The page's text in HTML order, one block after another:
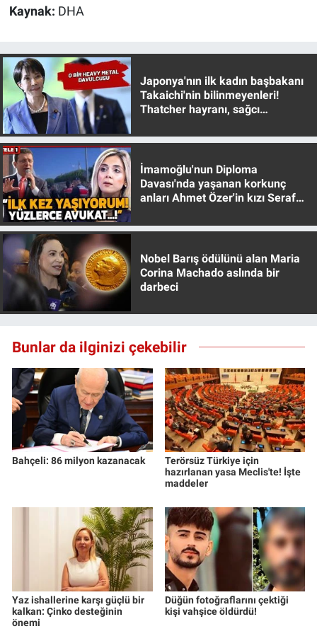
Kaynak: DHA
Japonya'nın ilk kadın başbakanı
Takaichi'nin bilinmeyenleri!
Thatcher hayranı, sağcı
İmamoğlu'nun Diploma
Davası'nda yaşanan korkunç
anları Ahmet Özer'in kızı Seraf
Nobel Barış ödülünü alan Maria
Corina Machado aslında bir
darbeci
Bunlar da ilginizi çekebilir
Bahçeli: 86 milyon kazanacak
Terörsüz Türkiye için
hazırlanan yasa Meclis'te! İşte
maddeler
Yaz ishallerine karşı güçlü bir
kalkan: Çinko desteğinin
önemi
Düğün fotoğraflarını çektiği
kişi vahşice öldürdü!